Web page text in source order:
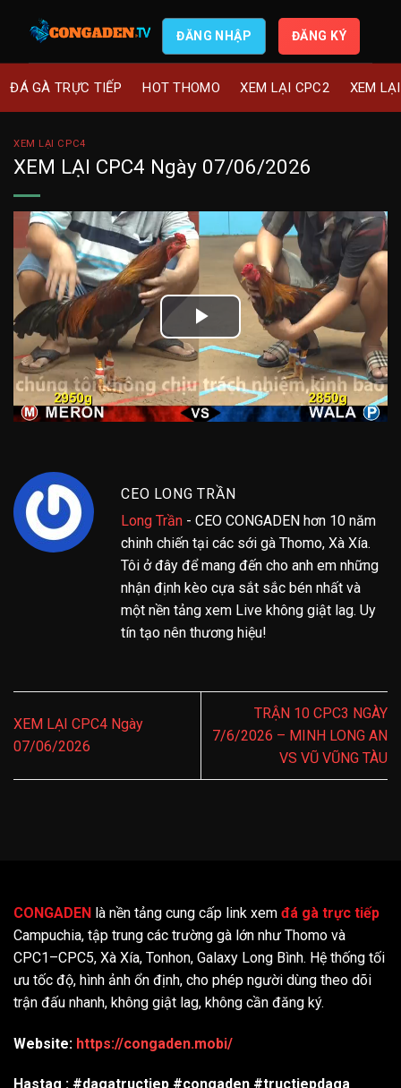
ĐĂNG NHẬP ĐĂNG KÝ
ĐÁ GÀ TRỰC TIẾP HOT THOMO XEM LẠI CPC2 XEM
XEM LẠI CPC4
XEM LẠI CPC4 Ngày 07/06/2026
CEO LONG TRẦN
Long Trần - CEO CONGADEN hơn 10 năm
chinh chiến tại các sới gà Thomo, Xà Xía.
Tôi ở đây để mang đến cho anh em những
nhận định kèo cựa sắt sắc bén nhất và
một nền tảng xem Live không giật lag. Uy
tín tạo nên thương hiệu!
XEM LẠI CPC4 Ngày
07/06/2026
TRẬN 10 CPC3 NGÀY
7/6/2026 – MINH LONG AN
VS VŨ VŨNG TÀU
CONGADEN là nền tảng cung cấp link xem đá gà trực tiếp
Campuchia, tập trung các trường gà lớn như Thomo và
CPC1–CPC5, Xà Xía, Tonhon, Galaxy Long Bình. Hệ thống tối
ưu tốc độ, hình ảnh ổn định, cho phép người dùng theo dõi
trận đấu nhanh, không giật lag, không cần đăng ký.
Website: https://congaden.mobi/
Hastag : #dagatructiep #congaden #tructiepdaga